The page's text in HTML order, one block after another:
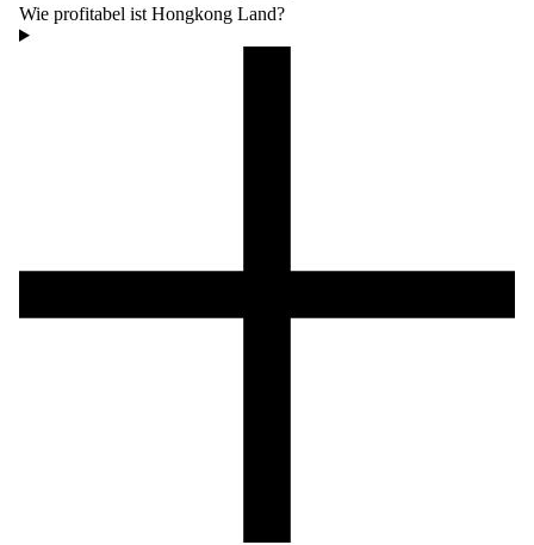
Wie profitabel ist Hongkong Land?